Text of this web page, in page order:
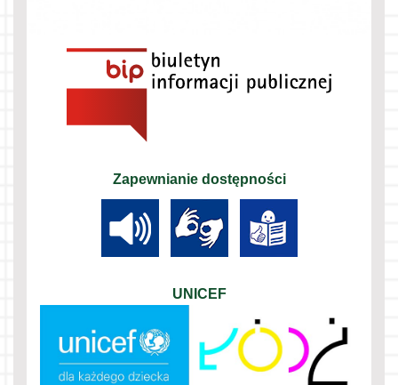
Zapewnianie dostępności
UNICEF